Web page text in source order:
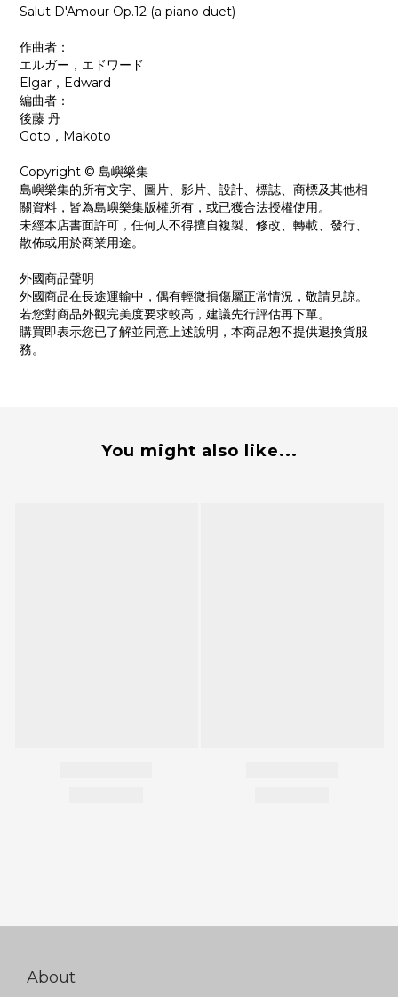
Salut D'Amour Op.12 (a piano duet)
作曲者：
エルガー，エドワード
Elgar，Edward
編曲者：
後藤 丹
Goto，Makoto
Copyright © 島嶼樂集
島嶼樂集的所有文字、圖片、影片、設計、標誌、商標及其他相
關資料，皆為島嶼樂集版權所有，或已獲合法授權使用。
未經本店書面許可，任何人不得擅自複製、修改、轉載、發行、
散佈或用於商業用途。
外國商品聲明
外國商品在長途運輸中，偶有輕微損傷屬正常情況，敬請見諒。
若您對商品外觀完美度要求較高，建議先行評估再下單。
購買即表示您已了解並同意上述說明，本商品恕不提供退換貨服
務。
You might also like...
About